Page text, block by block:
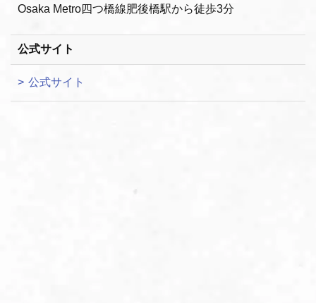
Osaka Metro四つ橋線肥後橋駅から徒歩3分
公式サイト
公式サイト